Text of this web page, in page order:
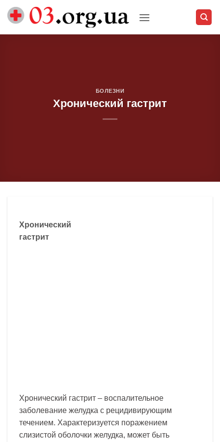
Skip
БОЛЕЗНИ
Хронический гастрит
Хронический
гастрит
Хронический гастрит – воспалительное
заболевание желудка с рецидивирующим
течением. Характеризуется поражением
слизистой оболочки желудка, может быть